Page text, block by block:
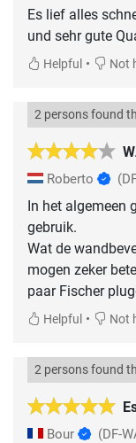
Es lief alles
und sehr gute
Helpful • Not
2 persons found
Roberto
In het algemeen
gebruik.
Wat de
mogen zeker
paar Fischer
Helpful • Not
2 persons found
Bour (DF-